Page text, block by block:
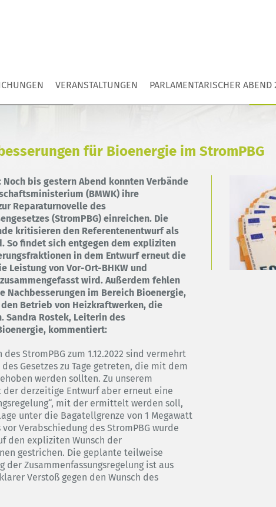
VERANSTALTUNGEN PARLAMENTARISCHER ABEND
für Bioenergie im StromPBG
Noch bis gestern Abend konnten Verbände
(BMWK) ihre
Reparaturnovelle des
(StromPBG) einreichen. Die
kritisieren den Referentenentwurf als
So findet sich entgegen dem expliziten
in dem Entwurf erneut die
Leistung von Vor-Ort-BHKW und
wird. Außerdem fehlen
Nachbesserungen im Bereich Bioenergie,
Betrieb von Heizkraftwerken, die
Sandra Rostek, Leiterin des
kommentiert:
des StromPBG zum 1.12.2022 sind vermehrt
Gesetzes zu Tage getreten, die mit dem
werden sollten. Zu unserem
der derzeitige Entwurf aber erneut eine
mit der ermittelt werden soll,
unter die Bagatellgrenze von 1 Megawatt
Verabschiedung des StromPBG wurde
den expliziten Wunsch der
gestrichen. Die geplante teilweise
der Zusammenfassungsregelung ist aus
Verstoß gegen den Wunsch des